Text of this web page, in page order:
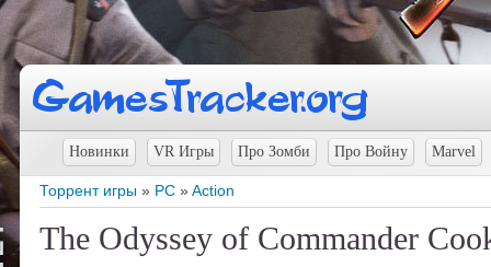
Новинки VR Игры Про Зомби Про Войну Marvel
Торрент игры » PC »Action
The Odyssey of Commander